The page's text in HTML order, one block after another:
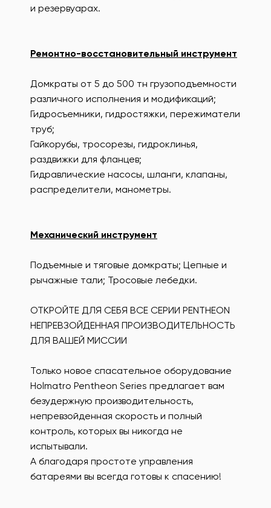
и резервуарах.
Ремонтно-восстановительный инструмент
Домкраты от 5 до 500 тн грузоподъемности
различного исполнения и модификаций;
Гидросъемники, гидростяжки, пережиматели
труб;
Гайкорубы, тросорезы, гидроклинья,
раздвижки для фланцев;
Гидравлические насосы, шланги, клапаны,
распределители, манометры.
Механический инструмент
Подъемные и тяговые домкраты; Цепные и
рычажные тали; Тросовые лебедки.
ОТКРОЙТЕ ДЛЯ СЕБЯ ВСЕ СЕРИИ PENTHEON
НЕПРЕВЗОЙДЕННАЯ ПРОИЗВОДИТЕЛЬНОСТЬ
ДЛЯ ВАШЕЙ МИССИИ
Только новое спасательное оборудование
Holmatro Pentheon Series предлагает вам
безудержную производительность,
непревзойденная скорость и полный
контроль, которых вы никогда не
испытывали.
А благодаря простоте управления
батареями вы всегда готовы к спасению!